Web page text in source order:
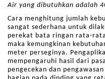
Air yang dibutuhkan adalah
Cara menghitung jumlah
sangat sederhana untuk
perekat bata ringan rata-
maka kemungkinan
meter perseginya.
mempengaruhi hasil dari
pengecekan dan